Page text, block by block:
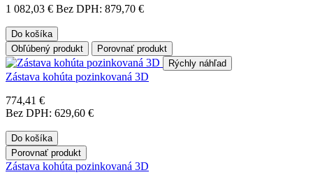
1 082,03 € Bez DPH: 879,70 €
Do košíka
Obľúbený produkt
Porovnať produkt
Rýchly náhľad
Zástava kohúta pozinkovaná 3D
774,41 €
Bez DPH: 629,60 €
Do košíka
Porovnať produkt
Zástava kohúta pozinkovaná 3D